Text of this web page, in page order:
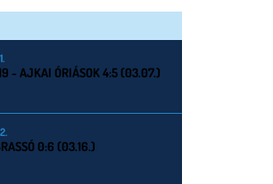
- AJKAI ÓRIÁSOK 4:5 (03.07.)
0:6 (03.16.)